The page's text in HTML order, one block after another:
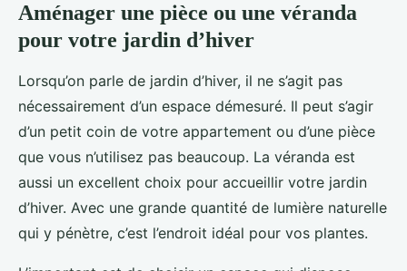
Aménager une pièce ou une véranda
pour votre jardin d’hiver
Lorsqu’on parle de jardin d’hiver, il ne s’agit pas
nécessairement d’un espace démesuré. Il peut s’agir
d’un petit coin de votre appartement ou d’une pièce
que vous n’utilisez pas beaucoup. La véranda est
aussi un excellent choix pour accueillir votre jardin
d’hiver. Avec une grande quantité de lumière naturelle
qui y pénètre, c’est l’endroit idéal pour vos plantes.